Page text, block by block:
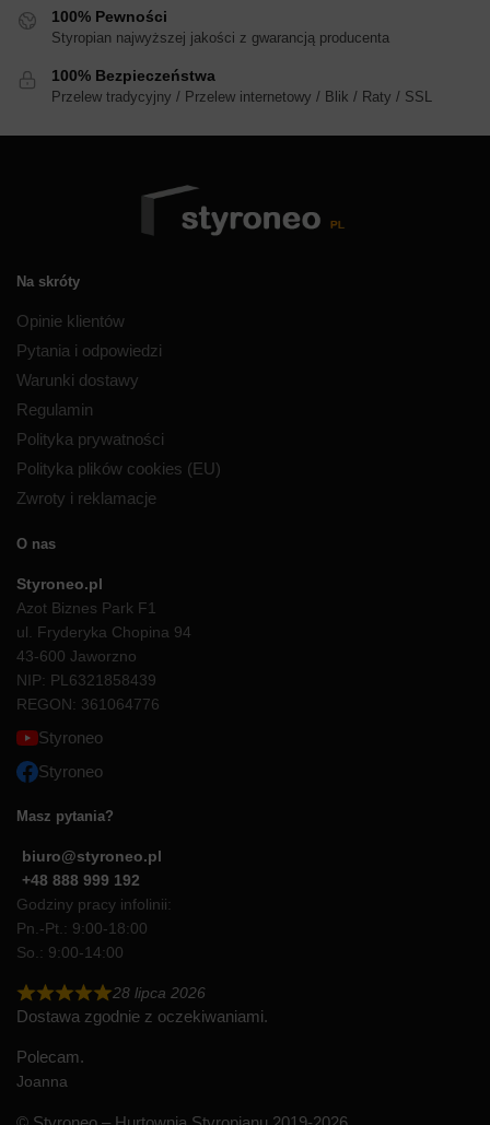
100% Pewności
Styropian najwyższej jakości z gwarancją producenta
100% Bezpieczeństwa
Przelew tradycyjny / Przelew internetowy / Blik / Raty / SSL
Na skróty
Opinie klientów
Pytania i odpowiedzi
Warunki dostawy
Regulamin
Polityka prywatności
Polityka plików cookies (EU)
Zwroty i reklamacje
O nas
Styroneo.pl
Azot Biznes Park F1
ul. Fryderyka Chopina 94
43-600 Jaworzno
NIP: PL6321858439
REGON: 361064776
Styroneo
Styroneo
Masz pytania?
biuro@styroneo.pl
+48 888 999 192
Godziny pracy infolinii:
Pn.-Pt.: 9:00-18:00
So.: 9:00-14:00
28 lipca 2026
Dostawa zgodnie z oczekiwaniami.
Polecam.
Joanna